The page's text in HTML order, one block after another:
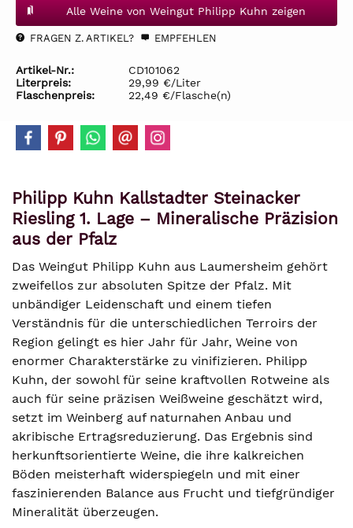
Alle Weine von Weingut Philipp Kuhn zeigen
FRAGEN Z. ARTIKEL? EMPFEHLEN
Artikel-Nr.:
CD101062
Literpreis:
29,99 €/Liter
Flaschenpreis:
22,49 €/Flasche(n)
Philipp Kuhn Kallstadter Steinacker
Riesling 1. Lage – Mineralische Präzision
aus der Pfalz
Das Weingut Philipp Kuhn aus Laumersheim gehört
zweifellos zur absoluten Spitze der Pfalz. Mit
unbändiger Leidenschaft und einem tiefen
Verständnis für die unterschiedlichen Terroirs der
Region gelingt es hier Jahr für Jahr, Weine von
enormer Charakterstärke zu vinifizieren. Philipp
Kuhn, der sowohl für seine kraftvollen Rotweine als
auch für seine präzisen Weißweine geschätzt wird,
setzt im Weinberg auf naturnahen Anbau und
akribische Ertragsreduzierung. Das Ergebnis sind
herkunftsorientierte Weine, die ihre kalkreichen
Böden meisterhaft widerspiegeln und mit einer
faszinierenden Balance aus Frucht und tiefgründiger
Mineralität überzeugen.